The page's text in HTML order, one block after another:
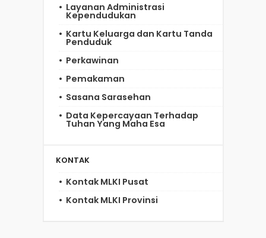
Layanan Administrasi
Kependudukan
Kartu Keluarga dan Kartu Tanda
Penduduk
Perkawinan
Pemakaman
Sasana Sarasehan
Data Kepercayaan Terhadap
Tuhan Yang Maha Esa
KONTAK
Kontak MLKI Pusat
Kontak MLKI Provinsi